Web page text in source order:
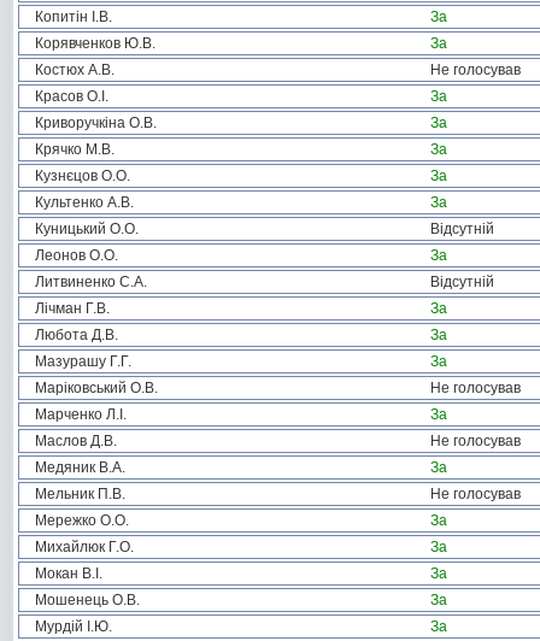
Копитін І.В.
За
Корявченков Ю.В.
За
Костюх А.В.
Не голосував
Красов О.І.
За
Криворучкіна О.В.
За
Крячко М.В.
За
Кузнєцов О.О.
За
Культенко А.В.
За
Куницький О.О.
Відсутній
Леонов О.О.
За
Литвиненко С.А.
Відсутній
Лічман Г.В.
За
Любота Д.В.
За
Мазурашу Г.Г.
За
Маріковський О.В.
Не голосував
Марченко Л.І.
За
Маслов Д.В.
Не голосував
Медяник В.А.
За
Мельник П.В.
Не голосував
Мережко О.О.
За
Михайлюк Г.О.
За
Мокан В.І.
За
Мошенець О.В.
За
Мурдій І.Ю.
За